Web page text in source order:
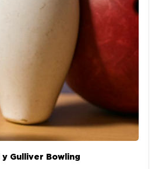
Gulliver Bowling